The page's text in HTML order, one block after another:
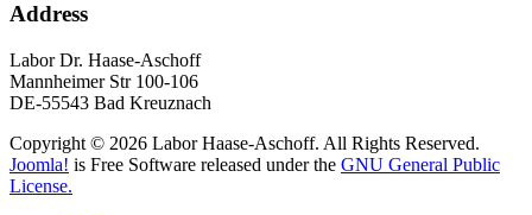
Address
Labor Dr. Haase-Aschoff
Mannheimer Str 100-106
DE-55543 Bad Kreuznach
Copyright © 2026 Labor Haase-Aschoff. All Rights Reserved.
Joomla! is Free Software released under the GNU General Public
License.